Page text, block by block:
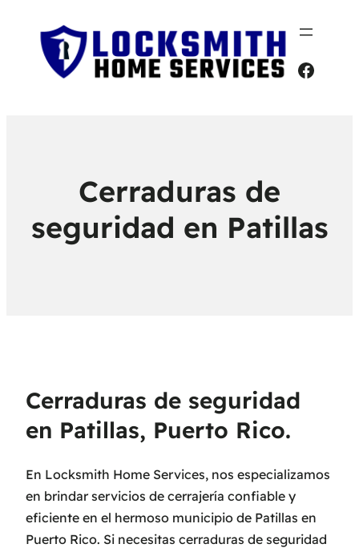
Cerraduras de
seguridad en Patillas
Cerraduras de seguridad
en Patillas, Puerto Rico.
En Locksmith Home Services, nos especializamos
en brindar servicios de cerrajería confiable y
eficiente en el hermoso municipio de Patillas en
Puerto Rico. Si necesitas cerraduras de seguridad